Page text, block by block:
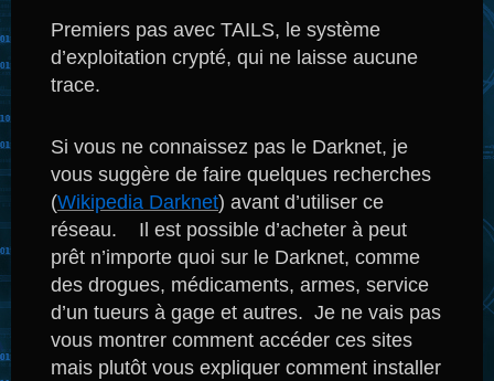
Premiers pas avec TAILS, le système
d’exploitation crypté, qui ne laisse aucune
trace.
Si vous ne connaissez pas le Darknet, je
vous suggère de faire quelques recherches
(Wikipedia Darknet) avant d’utiliser ce
réseau. Il est possible d’acheter à peut
prêt n’importe quoi sur le Darknet, comme
des drogues, médicaments, armes, service
d’un tueurs à gage et autres. Je ne vais pas
vous montrer comment accéder ces sites
mais plutôt vous expliquer comment installer